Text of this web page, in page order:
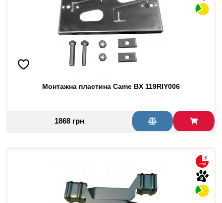
Монтажна пластина Came BX 119RIY006
1868 грн